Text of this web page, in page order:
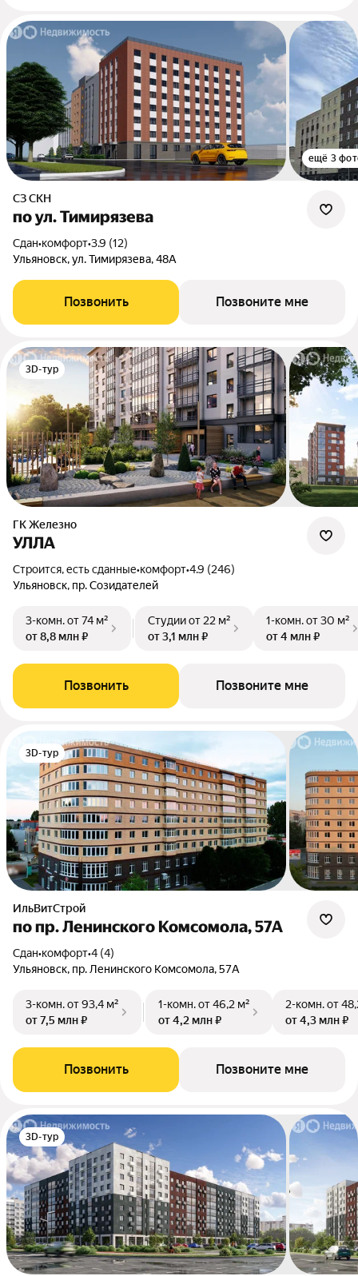
ещё 3
СЗ СКН
по ул. Тимирязева
Сдан•комфорт•3.9 (12)
Ульяновск, ул. Тимирязева, 48А
Позвонить Позвоните мне
3D-тур
ГК Железно
УЛЛА
Строится, есть сданные•комфорт•4.9 (246)
Ульяновск, пр. Созидателей
3-комн.от 74 м²
от 8,8 млн ₽
Студииот 22 м²
от 3,1 млн ₽
1-комн.от 30 м²
от 4 млн ₽
Позвонить Позвоните мне
3D-тур
ИльВитСтрой
по пр. Ленинского Комсомола, 57А
Сдан•комфорт•4 (4)
Ульяновск, пр. Ленинского Комсомола, 57А
3-комн.от 93,4 м²
от 7,5 млн ₽
1-комн.от 46,2 м²
от 4,2 млн ₽
2-комн.от
от 4,3 млн ₽
Позвонить Позвоните мне
3D-тур